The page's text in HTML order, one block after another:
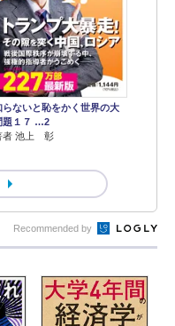
らないと恥をかく世界の大
題１７ …2
者 池上 彰
Recommended by